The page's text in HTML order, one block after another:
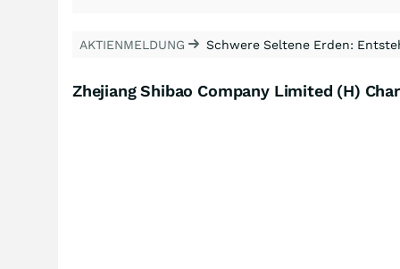
AKTIENMELDUNG Schwere Seltene Erden:
Zhejiang Shibao Company Limited (H)